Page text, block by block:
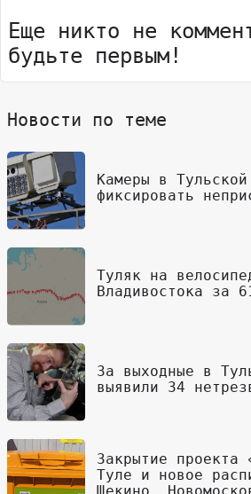
Еще никто не
будьте первым!
Новости по теме
Камеры в
фиксировать
Туляк на
Владивостока за
За выходные в
выявили 34
Закрытие проекта
Туле и новое